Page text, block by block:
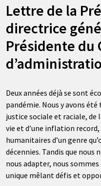
Lettre de la
directrice
Présidente du
Deux années déjà se sont
pandémie. Nous y avons
justice sociale et raciale, de
vie et d’une inflation
humanitaires d’un genre
décennies. Tandis que nous
nous adapter, nous
unique mêlant défis et